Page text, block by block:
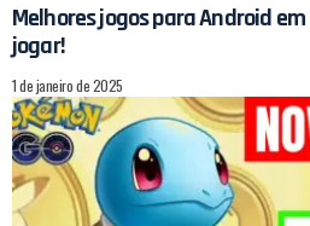
Melhores jogos para Android
jogar!
1 de janeiro de 2025